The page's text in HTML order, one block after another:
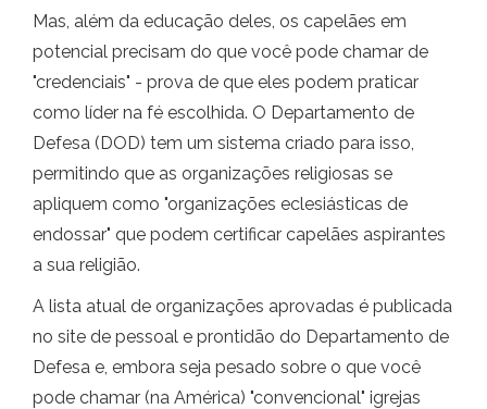
Mas, além da educação deles, os capelães em
potencial precisam do que você pode chamar de
"credenciais" - prova de que eles podem praticar
como líder na fé escolhida. O Departamento de
Defesa (DOD) tem um sistema criado para isso,
permitindo que as organizações religiosas se
apliquem como "organizações eclesiásticas de
endossar" que podem certificar capelães aspirantes
a sua religião.
A lista atual de organizações aprovadas é publicada
no site de pessoal e prontidão do Departamento de
Defesa e, embora seja pesado sobre o que você
pode chamar (na América) "convencional" igrejas